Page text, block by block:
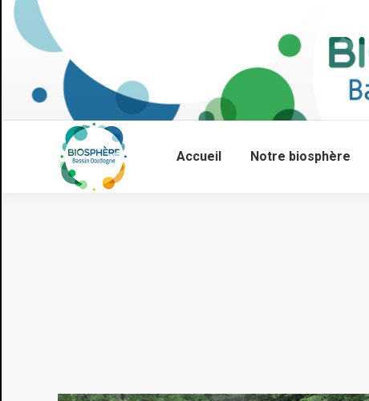
Accueil Notre biosphère